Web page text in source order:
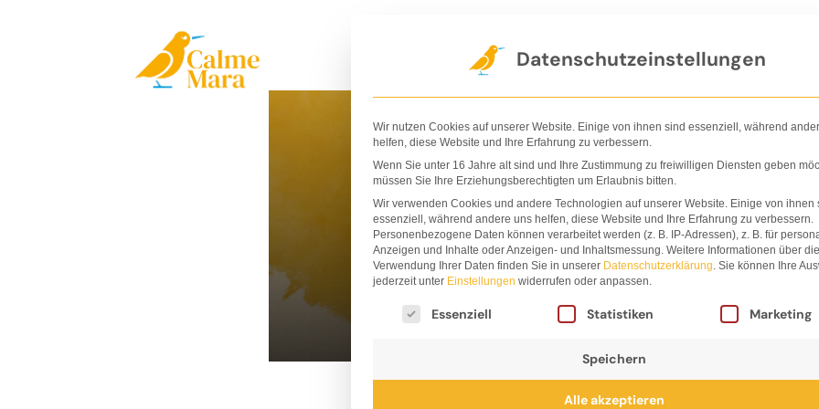
Datenschutzeinstellungen
Wir nutzen Cookies auf unserer Website. Einige von ihnen sind essenziell, während
helfen, diese Website und Ihre Erfahrung zu verbessern.
Wenn Sie unter 16 Jahre alt sind und Ihre Zustimmung zu freiwilligen Diensten geben
müssen Sie Ihre Erziehungsberechtigten um Erlaubnis bitten.
Wir verwenden Cookies und andere Technologien auf unserer Website. Einige von ihnen
essenziell, während andere uns helfen, diese Website und Ihre Erfahrung zu verbessern.
Personenbezogene Daten können verarbeitet werden (z. B. IP-Adressen), z. B. für
Anzeigen und Inhalte oder Anzeigen- und Inhaltsmessung. Weitere Informationen über die
Verwendung Ihrer Daten finden Sie in unserer Datenschutzerklärung. Sie können Ihre
jederzeit unter Einstellungen widerrufen oder anpassen.
Es folgt eine Liste der Service-Gruppen, für die eine
Essenziell Statistiken Marketing
Speichern
Alle akzeptieren